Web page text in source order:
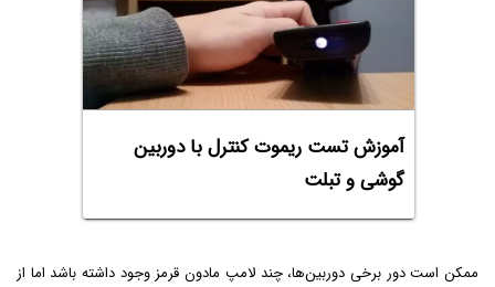
آموزش تست ریموت کنترل با دوربین
گوشی و تبلت
ممکن است دور برخی دوربین‌ها، چند لامپ مادون قرمز وجود داشته باشد اما از